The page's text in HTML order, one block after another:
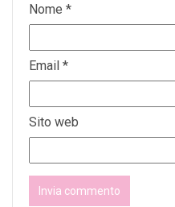
Nome *
Email *
Sito web